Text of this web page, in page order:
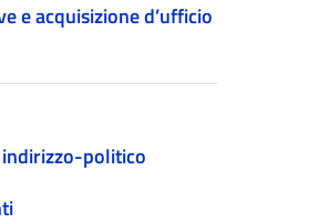
e acquisizione d’ufficio
politico